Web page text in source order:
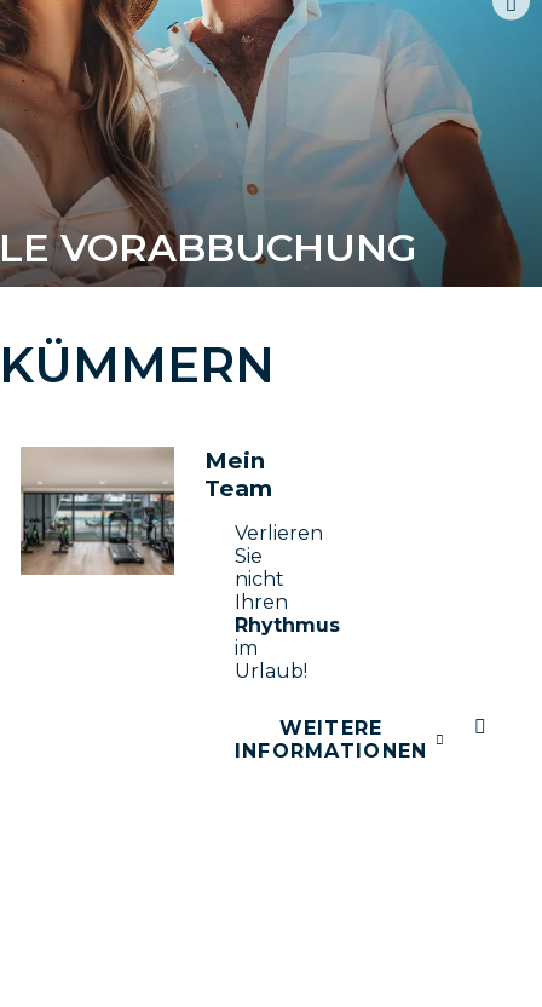
VORABBUCHUNG
Mein
Team
Verlieren
Sie
nicht
Ihren
Rhythmus
im
Urlaub!
WEITERE
INFORMATIONEN